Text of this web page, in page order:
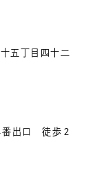
五丁目四十二
出口 徒歩２